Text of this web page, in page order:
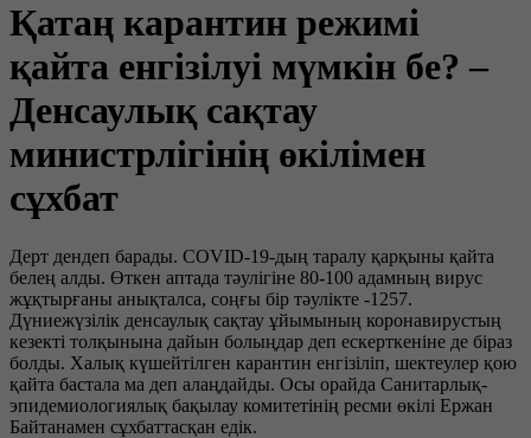
Қатаң карантин режимі
қайта енгізілуі мүмкін бе? –
Денсаулық сақтау
министрлігінің өкілімен
сұхбат
Дерт дендеп барады. COVID-19-дың таралу қарқыны қайта
белең алды. Өткен аптада тәулігіне 80-100 адамның вирус
жұқтырғаны анықталса, соңғы бір тәулікте -1257.
Дүниежүзілік денсаулық сақтау ұйымының коронавирустың
кезекті толқынына дайын болыңдар деп ескерткеніне де біраз
болды. Халық күшейтілген карантин енгізіліп, шектеулер қою
қайта бастала ма деп алаңдайды. Осы орайда Санитарлық-
эпидемиологиялық бақылау комитетінің ресми өкілі Ержан
Байтанамен сұхбаттасқан едік.